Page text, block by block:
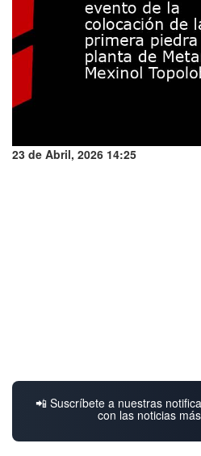
23 de Abril, 2026 14:25
📲 Suscríbete a nuestras
con las noticias